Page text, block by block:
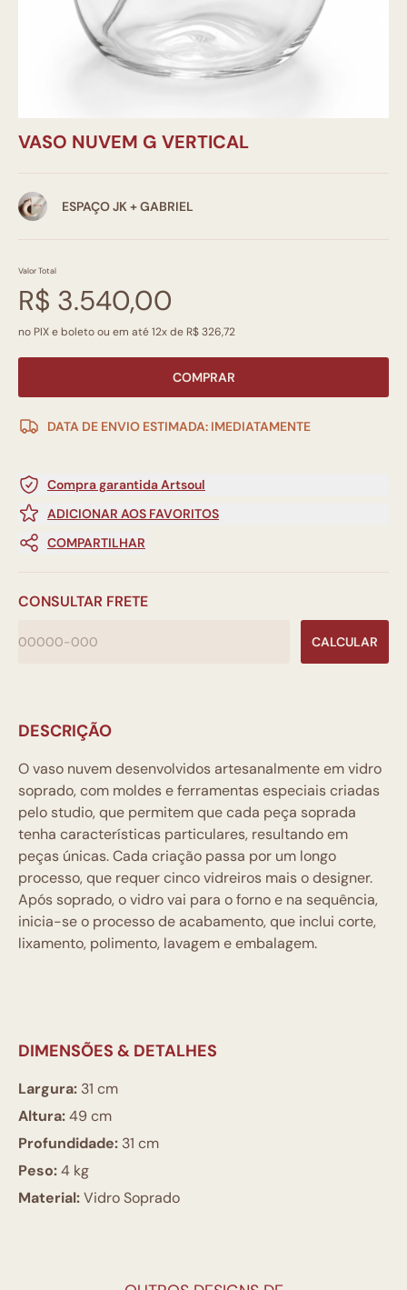
VASO NUVEM G VERTICAL
ESPAÇO JK + GABRIEL
Valor Total
R$ 3.540,00
no PIX e boleto ou em até 12x de R$ 326,72
COMPRAR
DATA DE ENVIO ESTIMADA: IMEDIATAMENTE
Compra garantida Artsoul
ADICIONAR AOS FAVORITOS
COMPARTILHAR
CONSULTAR FRETE
CALCULAR
DESCRIÇÃO
O vaso nuvem desenvolvidos artesanalmente em vidro
soprado, com moldes e ferramentas especiais criadas
pelo studio, que permitem que cada peça soprada
tenha características particulares, resultando em
peças únicas. Cada criação passa por um longo
processo, que requer cinco vidreiros mais o designer.
Após soprado, o vidro vai para o forno e na sequência,
inicia-se o processo de acabamento, que inclui corte,
lixamento, polimento, lavagem e embalagem.
DIMENSÕES & DETALHES
Largura: 31 cm
Altura:49 cm
Profundidade: 31 cm
Peso:4 kg
Material:Vidro Soprado